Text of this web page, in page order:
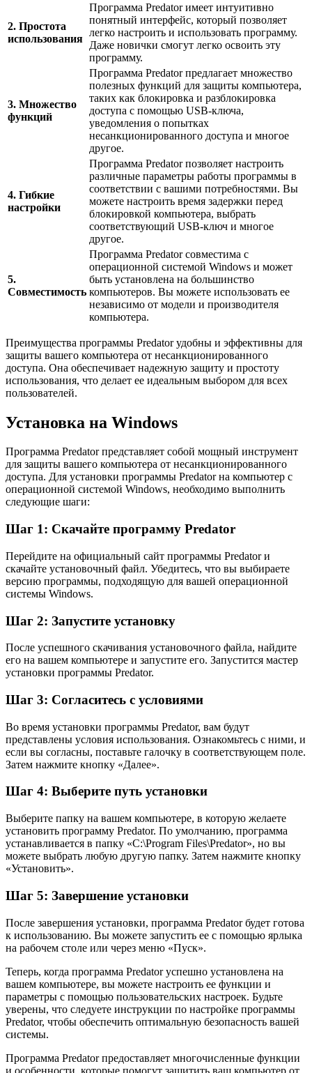
2. Простота
использования
Программа Predator имеет интуитивно
понятный интерфейс, который позволяет
легко настроить и использовать программу.
Даже новички смогут легко освоить эту
программу.
3. Множество
функций
Программа Predator предлагает множество
полезных функций для защиты компьютера,
таких как блокировка и разблокировка
доступа с помощью USB-ключа,
уведомления о попытках
несанкционированного доступа и многое
другое.
4. Гибкие
настройки
Программа Predator позволяет настроить
различные параметры работы программы в
соответствии с вашими потребностями. Вы
можете настроить время задержки перед
блокировкой компьютера, выбрать
соответствующий USB-ключ и многое
другое.
5.
Совместимость
Программа Predator совместима с
операционной системой Windows и может
быть установлена на большинство
компьютеров. Вы можете использовать ее
независимо от модели и производителя
компьютера.
Преимущества программы Predator удобны и эффективны для
защиты вашего компьютера от несанкционированного
доступа. Она обеспечивает надежную защиту и простоту
использования, что делает ее идеальным выбором для всех
пользователей.
Установка на Windows
Программа Predator представляет собой мощный инструмент
для защиты вашего компьютера от несанкционированного
доступа. Для установки программы Predator на компьютер с
операционной системой Windows, необходимо выполнить
следующие шаги:
Шаг 1: Скачайте программу Predator
Перейдите на официальный сайт программы Predator и
скачайте установочный файл. Убедитесь, что вы выбираете
версию программы, подходящую для вашей операционной
системы Windows.
Шаг 2: Запустите установку
После успешного скачивания установочного файла, найдите
его на вашем компьютере и запустите его. Запустится мастер
установки программы Predator.
Шаг 3: Согласитесь с условиями
Во время установки программы Predator, вам будут
представлены условия использования. Ознакомьтесь с ними, и
если вы согласны, поставьте галочку в соответствующем поле.
Затем нажмите кнопку «Далее».
Шаг 4: Выберите путь установки
Выберите папку на вашем компьютере, в которую желаете
установить программу Predator. По умолчанию, программа
устанавливается в папку «C:\Program Files\Predator», но вы
можете выбрать любую другую папку. Затем нажмите кнопку
«Установить».
Шаг 5: Завершение установки
После завершения установки, программа Predator будет готова
к использованию. Вы можете запустить ее с помощью ярлыка
на рабочем столе или через меню «Пуск».
Теперь, когда программа Predator успешно установлена на
вашем компьютере, вы можете настроить ее функции и
параметры с помощью пользовательских настроек. Будьте
уверены, что следуете инструкции по настройке программы
Predator, чтобы обеспечить оптимальную безопасность вашей
системы.
Программа Predator предоставляет многочисленные функции
и особенности, которые помогут защитить ваш компьютер от